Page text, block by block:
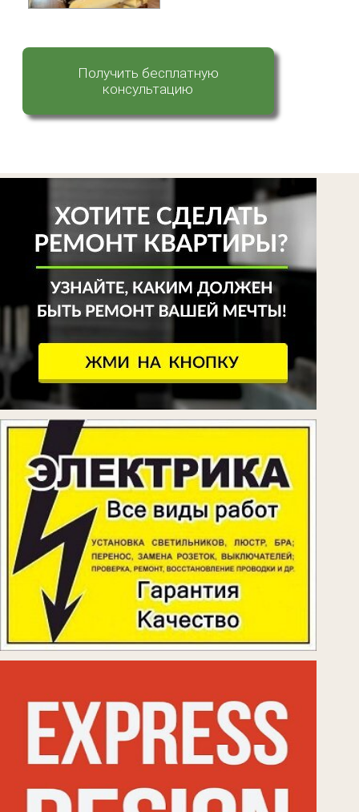
Получить бесплатную
консультацию